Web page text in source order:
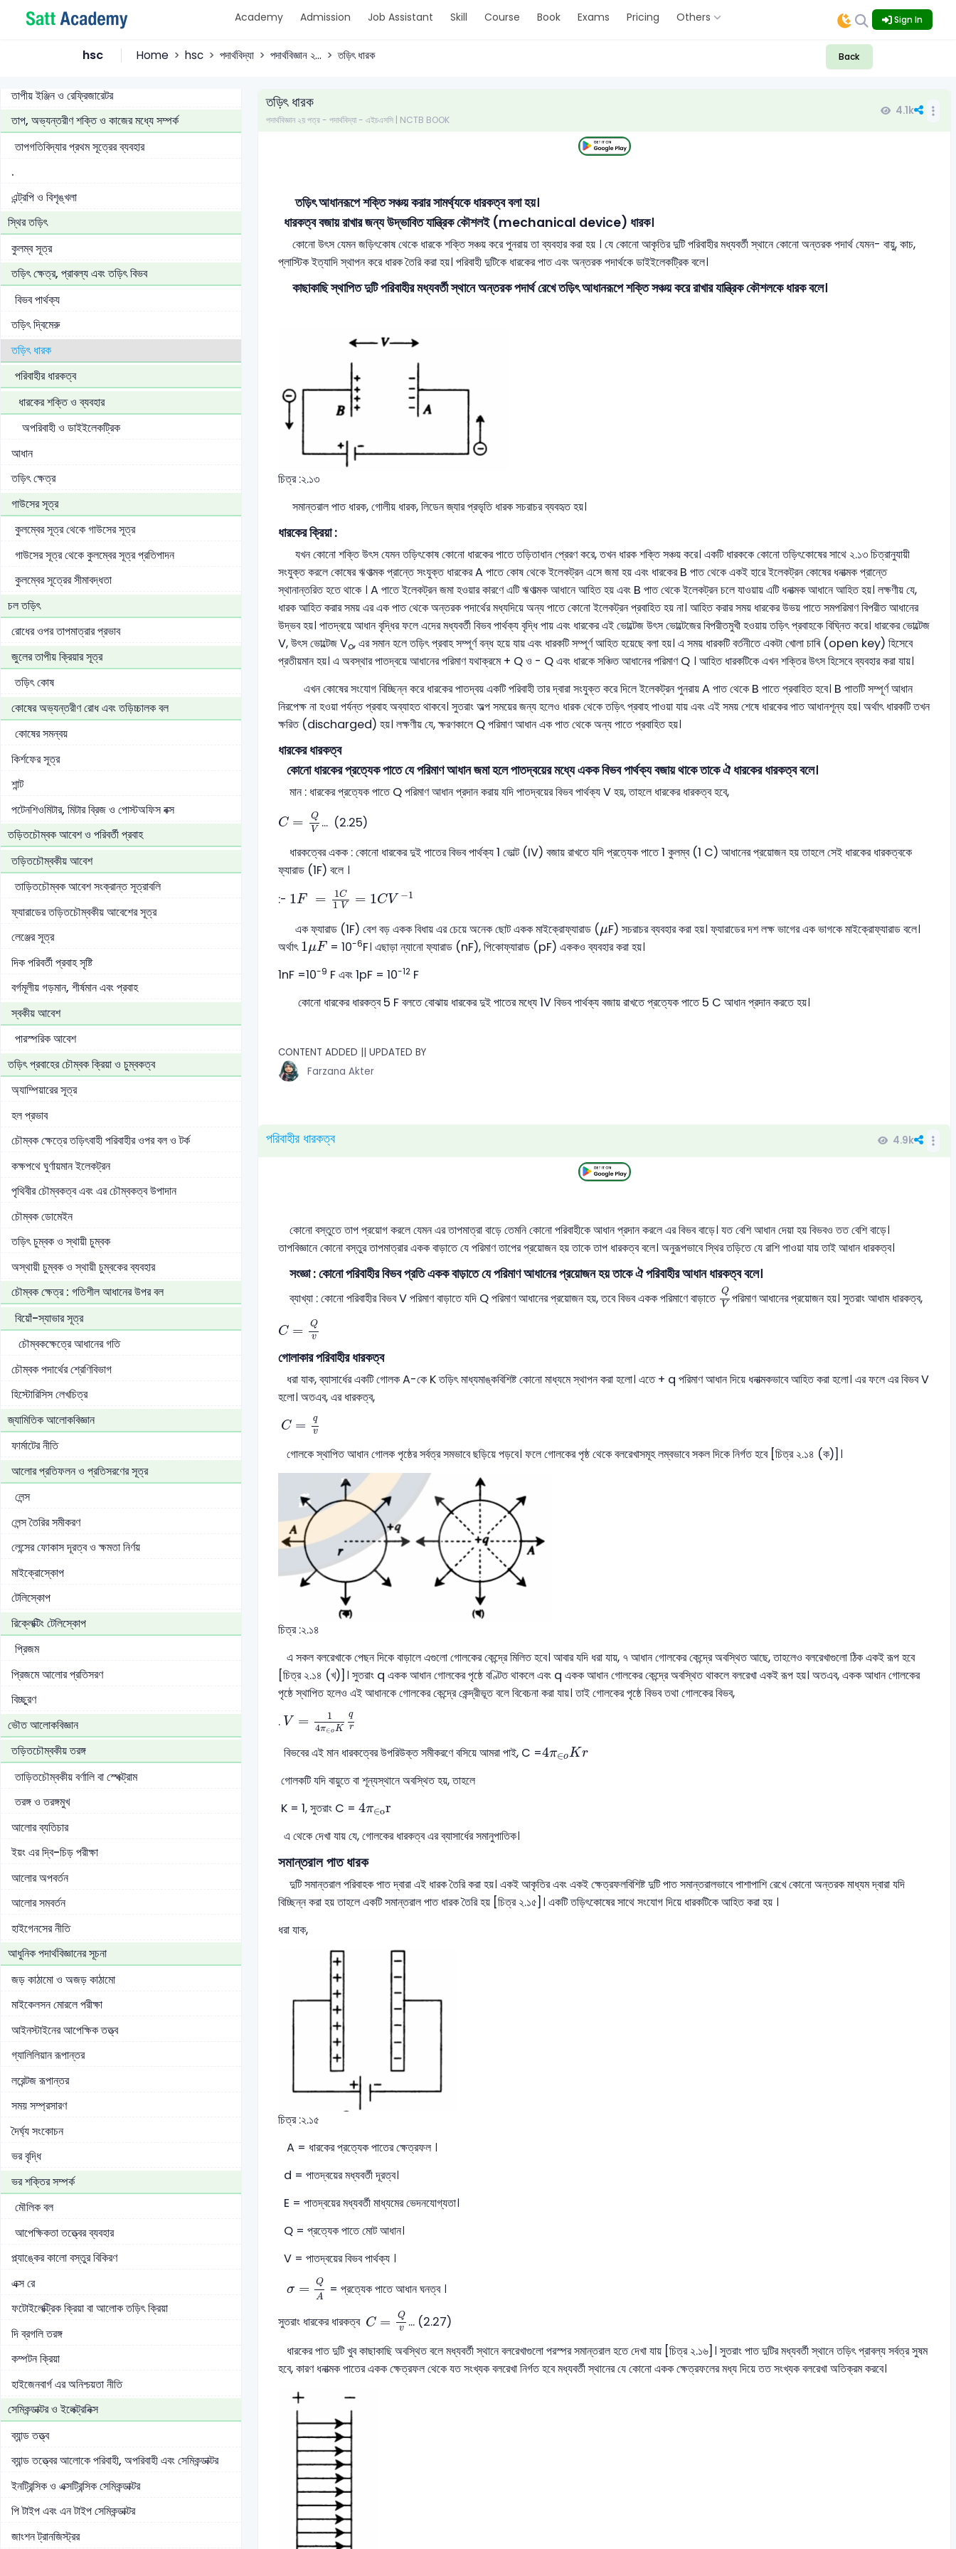
Academy Admission Job Assistant Skill Course Book Exams Pricing Others Sign In
hsc Home hsc পদার্থবিদ্যা পদার্থবিজ্ঞান ২... তড়িৎ ধারক Back
তাপীয় ইঞ্জিন
তাপীয় ইঞ্জিন ও রেফ্রিজারেটর
তাপ, অভ্যন্তরীণ শক্তি ও কাজের মধ্যে সম্পর্ক
তাপগতিবিদ্যার প্রথম সূত্রের ব্যবহার
.
এন্ট্রপি ও বিশৃঙ্খলা
স্থির তড়িৎ
কুলম্ব সূত্র
তড়িৎ ক্ষেত্র, প্রাবল্য এবং তড়িৎ বিভব
বিভব পার্থক্য
তড়িৎ দ্বিমেরু
তড়িৎ ধারক
পরিবাহীর ধারকত্ব
ধারকের শক্তি ও ব্যবহার
অপরিবাহী ও ডাইইলেকট্রিক
আধান
তড়িৎ ক্ষেত্র
গাউসের সূত্র
কুলম্বের সূত্র থেকে গাউসের সূত্র
গাউসের সূত্র থেকে কুলম্বের সূত্র প্রতিপাদন
কুলম্বের সূত্রের সীমাবদ্ধতা
চল তড়িৎ
রোধের ওপর তাপমাত্রার প্রভাব
জুলের তাপীয় ক্রিয়ার সূত্র
তড়িৎ কোষ
কোষের অভ্যন্তরীণ রোধ এবং তড়িচ্চালক বল
কোষের সমন্বয়
কির্শফের সূত্র
শান্ট
পটেনশিওমিটার, মিটার ব্রিজ ও পোস্টঅফিস বক্স
তড়িতচৌম্বক আবেশ ও পরিবর্তী প্রবাহ
তড়িতচৌম্বকীয় আবেশ
তাড়িতচৌম্বক আবেশ সংক্রান্ত সূত্রাবলি
ফ্যারাডের তড়িতচৌম্বকীয় আবেশের সূত্র
লেঞ্জের সূত্র
দিক পরিবর্তী প্রবাহ সৃষ্টি
বর্গমূলীয় গড়মান, শীর্ষমান এবং প্রবাহ
স্বকীয় আবেশ
পারস্পরিক আবেশ
তড়িৎ প্রবাহের চৌম্বক ক্রিয়া ও চুম্বকত্ব
অ্যাম্পিয়ারের সূত্র
হল প্রভাব
চৌম্বক ক্ষেত্রে তড়িৎবাহী পরিবাহীর ওপর বল ও টর্ক
কক্ষপথে ঘুর্ণায়মান ইলেকট্রন
পৃথিবীর চৌম্বকত্ব এবং এর চৌম্বকত্ব উপাদান
চৌম্বক ডোমেইন
তড়িৎ চুম্বক ও স্থায়ী চুম্বক
অস্থায়ী চুম্বক ও স্থায়ী চুম্বকের ব্যবহার
চৌম্বক ক্ষেত্র : গতিশীল আধানের উপর বল
বিয়োঁ-স্যাভার সূত্র
চৌম্বকক্ষেত্রে আধানের গতি
চৌম্বক পদার্থের শ্রেণিবিভাগ
হিস্টোরিসিস লেখচিত্র
জ্যামিতিক আলোকবিজ্ঞান
ফার্মাটের নীতি
আলোর প্রতিফলন ও প্রতিসরণের সূত্র
লেন্স
লেন্স তৈরির সমীকরণ
লেন্সের ফোকাস দূরত্ব ও ক্ষমতা নির্ণয়
মাইক্রোস্কোপ
টেলিস্কোপ
রিক্লেক্টিং টেলিস্কোপ
প্রিজম
প্রিজমে আলোর প্রতিসরণ
বিচ্ছুরণ
ভৌত আলোকবিজ্ঞান
তড়িতচৌম্বকীয় তরঙ্গ
তাড়িতচৌম্বকীয় বর্ণালি বা স্পেক্ট্রাম
তরঙ্গ ও তরঙ্গমুখ
আলোর ব্যতিচার
ইয়ং এর দ্বি-চিড় পরীক্ষা
আলোর অপবর্তন
আলোর সমবর্তন
হাইগেনসের নীতি
আধুনিক পদার্থবিজ্ঞানের সূচনা
জড় কাঠামো ও অজড় কাঠামো
মাইকেলসন মোরলে পরীক্ষা
আইনস্টাইনের আপেক্ষিক তত্ত্ব
গ্যালিলিয়ান রূপান্তর
লরেন্টজ রূপান্তর
সময় সম্প্রসারণ
দৈর্ঘ্য সংকোচন
ভর বৃদ্ধি
ভর শক্তির সম্পর্ক
মৌলিক বল
আপেক্ষিকতা তত্ত্বের ব্যবহার
প্ল্যাঙ্কের কালো বস্তুর বিকিরণ
এক্স রে
ফটোইলেক্ট্রিক ক্রিয়া বা আলোক তড়িৎ ক্রিয়া
দি ব্রগলি তরঙ্গ
কম্পটন ক্রিয়া
হাইজেনবার্গ এর অনিশ্চয়তা নীতি
সেমিকন্ডাক্টর ও ইলেক্ট্রনিক্স
ব্যান্ড তত্ত্ব
ব্যান্ড তত্ত্বের আলোকে পরিবাহী, অপরিবাহী এবং সেমিকন্ডাক্টর
ইনট্রিন্সিক ও এক্সট্রিন্সিক সেমিকন্ডাক্টর
পি টাইপ এবং এন টাইপ সেমিকন্ডাক্টর
জাংশন ট্রানজিস্ট্রর
তড়িৎ ধারক
পদার্থবিজ্ঞান ২য় পত্র - পদার্থবিদ্যা - এইচএসসি | NCTB BOOK
4.1k
তড়িৎ আধানরূপে শক্তি সঞ্চয় করার সামর্থ্যকে ধারকত্ব বলা হয়।
ধারকত্ব বজায় রাখার জন্য উদ্ভাবিত যান্ত্রিক কৌশলই (mechanical device) ধারক।
কোনো উৎস যেমন জড়িৎকোষ থেকে ধারকে শক্তি সঞ্চয় করে পুনরায় তা ব্যবহার করা হয় । যে কোনো আকৃতির দুটি পরিবাহীর মধ্যবর্তী স্থানে কোনো অন্তরক পদার্থ যেমন- বায়ু, কাচ,
প্লাস্টিক ইত্যাদি স্থাপন করে ধারক তৈরি করা হয়। পরিবাহী দুটিকে ধারকের পাত এবং অন্তরক পদার্থকে ডাইইলেকট্রিক বলে।
কাছাকাছি স্থাপিত দুটি পরিবাহীর মধ্যবর্তী স্থানে অন্তরক পদার্থ রেখে তড়িৎ আধানরূপে শক্তি সঞ্চয় করে রাখার যান্ত্রিক কৌশলকে ধারক বলে।
চিত্র :২.১৩
সমান্তরাল পাত ধারক, গোলীয় ধারক, লিডেন জ্যার প্রভৃতি ধারক সচরাচর ব্যবহৃত হয়।
ধারকের ক্রিয়া :
যখন কোনো শক্তি উৎস যেমন তড়িৎকোষ কোনো ধারকের পাতে তড়িতাধান প্রেরণ করে, তখন ধারক শক্তি সঞ্চয় করে। একটি ধারককে কোনো তড়িৎকোষের সাথে ২.১৩ চিত্রানুযায়ী
সংযুক্ত করলে কোষের ঋণাত্মক প্রান্তে সংযুক্ত ধারকের A পাতে কোষ থেকে ইলেকট্রন এসে জমা হয় এবং ধারকের B পাত থেকে একই হারে ইলেকট্রন কোষের ধনাত্মক প্রান্তে
স্থানান্তরিত হতে থাকে । A পাতে ইলেকট্রন জমা হওয়ার কারণে এটি ঋণাত্মক আধানে আহিত হয় এবং B পাত থেকে ইলেকট্রন চলে যাওয়ায় এটি ধনাত্মক আধানে আহিত হয়। লক্ষণীয় যে,
ধারক আহিত করার সময় এর এক পাত থেকে অন্তরক পদার্থের মধ্যদিয়ে অন্য পাতে কোনো ইলেকট্রন প্রবাহিত হয় না। আহিত করার সময় ধারকের উভয় পাতে সমপরিমাণ বিপরীত আধানের
উদ্ভব হয়। পাতদ্বয়ে আধান বৃদ্ধির ফলে এদের মধ্যবর্তী বিভব পার্থক্য বৃদ্ধি পায় এবং ধারকের এই ভোল্টেজ উৎস ভোল্টেজের বিপরীতমুখী হওয়ায় তড়িৎ প্রবাহকে বিঘ্নিত করে। ধারকের ভোল্টেজ
V, উৎস ভোল্টেজ Vo, এর সমান হলে তড়িৎ প্রবাহ সম্পূর্ণ বন্ধ হয়ে যায় এবং ধারকটি সম্পূর্ণ আহিত হয়েছে বলা হয়। এ সময় ধারকটি বর্তনীতে একটা খোলা চাৰি (open key) হিসেবে
প্রতীয়মান হয়। এ অবস্থার পাতদ্বয়ে আধানের পরিমাণ যথাক্রমে + Q ও - Q এবং ধারকে সঞ্চিত আধানের পরিমাণ Q । আহিত ধারকটিকে এখন শক্তির উৎস হিসেবে ব্যবহার করা যায়।
এখন কোষের সংযোগ বিচ্ছিন্ন করে ধারকের পাতদ্বয় একটি পরিবাহী তার দ্বারা সংযুক্ত করে দিলে ইলেকট্রন পুনরায় A পাত থেকে B পাতে প্রবাহিত হবে। B পাতটি সম্পূর্ণ আধান
নিরপেক্ষ না হওয়া পর্যন্ত প্রবাহ অব্যাহত থাকবে। সুতরাং অল্প সময়ের জন্য হলেও ধারক থেকে তড়িৎ প্রবাহ পাওয়া যায় এবং এই সময় শেষে ধারকের পাত আধানশূন্য হয়। অর্থাৎ ধারকটি তখন
ক্ষরিত (discharged) হয়। লক্ষণীয় যে, ক্ষরণকালে Q পরিমাণ আধান এক পাত থেকে অন্য পাতে প্রবাহিত হয়।
ধারকের ধারকত্ব
কোনো ধারকের প্রত্যেক পাতে যে পরিমাণ আধান জমা হলে পাতদ্বয়ের মধ্যে একক বিভব পার্থক্য বজায় থাকে তাকে ঐ ধারকের ধারকত্ব বলে।
মান : ধারকের প্রত্যেক পাতে Q পরিমাণ আধান প্রদান করায় যদি পাতদ্বয়ের বিভব পার্থক্য V হয়, তাহলে ধারকের ধারকত্ব হবে,
C =
Q
V
C V
... (2.25)
ধারকত্বের একক : কোনো ধারকের দুই পাতের বিভব পার্থক্য 1 ভোল্ট (IV) বজায় রাখতে যদি প্রত্যেক পাতে 1 কুলম্ব (1 C) আধানের প্রয়োজন হয় তাহলে সেই ধারকের ধারকত্বকে
ফ্যারাড (1F) বলে ।
:- 1F = 1C
1 V = 1C V −1
1 F= 1V C V-1
এক ফ্যারাড (1F) বেশ বড় একক বিধায় এর চেয়ে অনেক ছোট একক মাইক্রোফ্যারাড (μ
μF) সচরাচর ব্যবহার করা হয়। ফ্যারাডের দশ লক্ষ ভাগের এক ভাগকে মাইক্রোফ্যারাড বলে।
অর্থাৎ1μF
1 μF = 10-6F। এছাড়া ন্যানো ফ্যারাড (nF), পিকোফ্যারাড (pF) এককও ব্যবহার করা হয়।
1nF =10-9 F এবং 1pF = 10-12 F
কোনো ধারকের ধারকত্ব 5 F বলতে বোঝায় ধারকের দুই পাতের মধ্যে 1V বিভব পার্থক্য বজায় রাখতে প্রত্যেক পাতে 5 C আধান প্রদান করতে হয়।
CONTENT ADDED || UPDATED BY
Farzana Akter
পরিবাহীর ধারকত্ব 4.9k
কোনো বস্তুতে তাপ প্রয়োগ করলে যেমন এর তাপমাত্রা বাড়ে তেমনি কোনো পরিবাহীকে আধান প্রদান করলে এর বিভব বাড়ে। যত বেশি আধান দেয়া হয় বিভবও তত বেশি বাড়ে।
তাপবিজ্ঞানে কোনো বস্তুর তাপমাত্রার একক বাড়াতে যে পরিমাণ তাপের প্রয়োজন হয় তাকে তাপ ধারকত্ব বলে। অনুরূপভাবে স্থির তড়িতে যে রাশি পাওয়া যায় তাই আধান ধারকত্ব।
সংজ্ঞা : কোনো পরিবাহীর বিভব প্রতি একক বাড়াতে যে পরিমাণ আধানের প্রয়োজন হয় তাকে ঐ পরিবাহীর আধান ধারকত্ব বলে।
ব্যাখ্যা : কোনো পরিবাহীর বিভব V পরিমাণ বাড়াতে যদি Q পরিমাণ আধানের প্রয়োজন হয়, তবে বিভব একক পরিমাণে বাড়াতে Q
V
Q V
পরিমাণ আধানের প্রয়োজন হয়। সুতরাং আধাম ধারকত্ব,
C =
Q
v
v
গোলাকার পরিবাহীর ধারকত্ব
ধরা যাক, ব্যাসার্ধের একটি গোলক A-কে K তড়িৎ মাধ্যমাঙ্কবিশিষ্ট কোনো মাধ্যমে স্থাপন করা হলো। এতে + q পরিমাণ আধান দিয়ে ধনাত্মকভাবে আহিত করা হলো। এর ফলে এর বিভব V
হলো। অতএব, এর ধারকত্ব,
C =
q
v
C v
গোলকে স্থাপিত আধান গোলক পৃষ্ঠের সর্বত্র সমভাবে ছড়িয়ে পড়বে। ফলে গোলকের পৃষ্ঠ থেকে বলরেখাসমূহ লম্বভাবে সকল দিকে নির্গত হবে [চিত্র ২.১৪ (ক)]।
চিত্র :২.১৪
এ সকল বলরেখাকে পেছন দিকে বাড়ালে এগুলো গোলকের কেন্দ্রে মিলিত হবে। আবার যদি ধরা যায়, ৭ আধান গোলকের কেন্দ্রে অবস্থিত আছে, তাহলেও বলরেখাগুলো ঠিক একই রূপ হবে
[চিত্র ২.১৪ (খ)]। সুতরাং q একক আধান গোলকের পৃষ্ঠে বণ্টিত থাকলে এবং q একক আধান গোলকের কেন্দ্রে অবস্থিত থাকলে বলরেখা একই রূপ হয়। অতএব, একক আধান গোলকের
পৃষ্ঠে স্থাপিত হলেও এই আধানকে গোলকের কেন্দ্রে কেন্দ্রীভূত বলে বিবেচনা করা যায়। তাই গোলকের পৃষ্ঠে বিভব তথা গোলকের বিভব,
. V =
1
4π∈oK
q
r
V= ∈ K
বিভবের এই মান ধারকত্বের উপরিউক্ত সমীকরণে বসিয়ে আমরা পাই, C =4π∈oKr
4π ∈oK
গোলকটি যদি বায়ুতে বা শূন্যস্থানে অবস্থিত হয়, তাহলে
K = 1, সুতরাং C = 4π∈or
4π ∈o
এ থেকে দেখা যায় যে, গোলকের ধারকত্ব এর ব্যাসার্ধের সমানুপাতিক।
সমান্তরাল পাত ধারক
দুটি সমান্তরাল পরিবাহক পাত দ্বারা এই ধারক তৈরি করা হয়। একই আকৃতির এবং একই ক্ষেত্রফলবিশিষ্ট দুটি পাত সমান্তরালভাবে পাশাপাশি রেখে কোনো অন্তরক মাধ্যম দ্বারা যদি
বিচ্ছিন্ন করা হয় তাহলে একটি সমান্তরাল পাত ধারক তৈরি হয় [চিত্র ২.১৫]। একটি তড়িৎকোষের সাথে সংযোগ দিয়ে ধারকটিকে আহিত করা হয় ।
ধরা যাক,
চিত্র :২.১৫
A = ধারকের প্রত্যেক পাতের ক্ষেত্রফল ।
d = পাতদ্বয়ের মধ্যবর্তী দূরত্ব।
E = পাতদ্বয়ের মধ্যবর্তী মাধ্যমের ভেদনযোগ্যতা।
Q = প্রত্যেক পাতে মোট আধান।
V = পাতদ্বয়ের বিভব পার্থক্য ।
σ =
Q
A
QA
= প্রত্যেক পাতে আধান ঘনত্ব ।
সুতরাং ধারকের ধারকত্ব C =
Q
v
v
... (2.27)
ধারকের পাত দুটি খুব কাছাকাছি অবস্থিত বলে মধ্যবর্তী স্থানে বলরেখাগুলো পরস্পর সমান্তরাল হতে দেখা যায় [চিত্র ২.১৬]। সুতরাং পাত দুটির মধ্যবর্তী স্থানে তড়িৎ প্রাবল্য সর্বত্র সুষম
হবে, কারণ ধনাত্মক পাতের একক ক্ষেত্রফল থেকে যত সংখ্যক বলরেখা নির্গত হবে মধ্যবর্তী স্থানের যে কোনো একক ক্ষেত্রফলের মধ্য দিয়ে তত সংখ্যক বলরেখা অতিক্রম করবে।